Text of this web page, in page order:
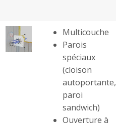
Multicouche
Parois
spéciaux
(cloison
autoportante,
paroi
sandwich)
Ouverture à